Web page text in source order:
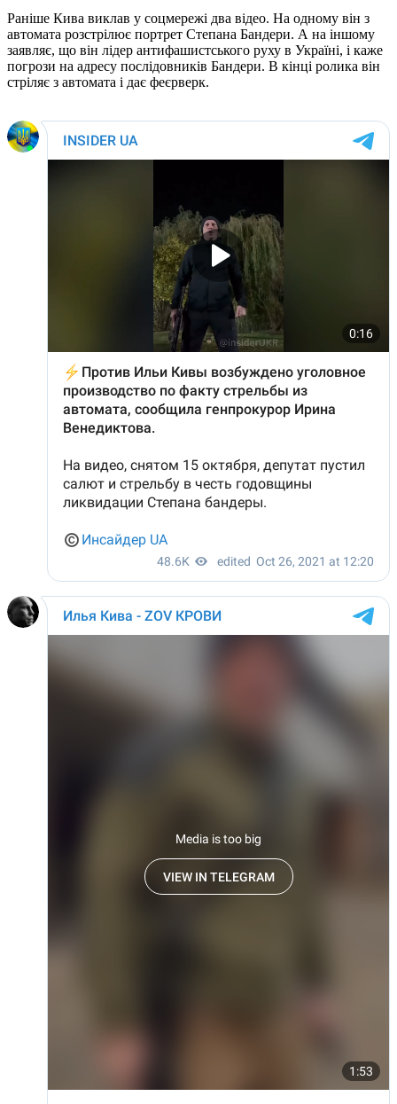
Раніше Кива виклав у соцмережі два відео. На одному він з
автомата розстрілює портрет Степана Бандери. А на іншому
заявляє, що він лідер антифашистського руху в Україні, і каже
погрози на адресу послідовників Бандери. В кінці ролика він
стріляє з автомата і дає феєрверк.